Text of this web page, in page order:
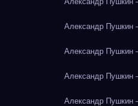
Александр Пушкин
Александр Пушкин
Александр Пушкин
Александр Пушкин